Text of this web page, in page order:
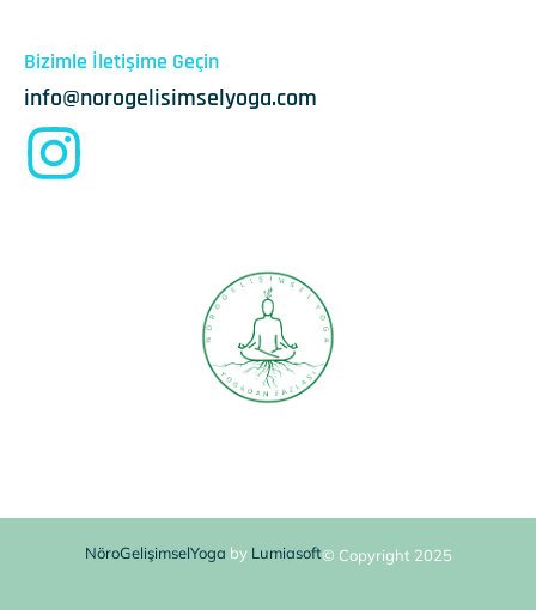
Bizimle İletişime Geçin
info@norogelisimselyoga.com
NöroGelişimselYoga by Lumiasoft© Copyright 2025